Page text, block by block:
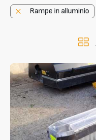
Rampe in alluminio